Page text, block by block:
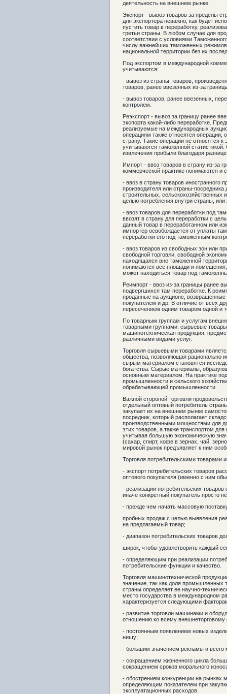
деятельность на внешнем рынке.
Экспорт - вывоз товаров за пределы
для экспортера неважно, как будет
пустить товар в переработку,
третьи страны. В любом случае для
соответствии с условиями
числу важнейших таможенных
национальной территории без их
Под экспортом в международной
учитываются:
- вывоз из страны товаров,
товаров, ранее ввезенных из-за
- вывоз товаров, ранее ввезенных,
контролем.
Реэкспорт - вывоз за границу ранее
экспорта какой-либо переработке.
реализуемые на международных
операциям также относятся операции,
страну. Такие операции не относятся
учитываются таможенной
извлечения прибыли благодаря
Импорт - ввоз товаров в страну из-за
коммерческой практике понимаются и
- ввоз в страну товаров иностранного
производителя или страны-
строительных, сельскохозяйственных
целью потребления внутри страны,
- ввоз товаров для переработки под
ввозят в страну для переработки с
данный товар в переработанном или
импортер освобождается от уплаты
переработки его под таможенным
- ввоз товаров из свободных зон или
свободной торговли, свободной
находящаяся вне таможенной
понимаются все площади и
может находиться товар под
Реимпорт - ввоз из-за границы ранее
подвергшихся там переработке. К
проданные на аукционе, возвращенные
покупателем и др. В отличие от всех
пересечением одним товаром одной и
По товарным группам и услугам
товарными группами: сырьевые
машинотехническая продукция,
различными видами услуг.
Торговля сырьевыми товарами
общества, позволяющая рационально
сырым материалом становятся
богатства. Сырые материалы,
основным материалом. На практике
промышленности и сельского
обрабатывающей промышленности.
Важной стороной торговли
отдельный оптовый потребитель
закупает их на внешнем рынке
посредник, который располагает
производственными мощностями для
этих товаров, а также транспортом
учитывая большую экономическую
(сахар, спирт, кофе в зернах, чай,
мировой рынок предъявляет к ним
Торговля потребительскими товарами
- экспорт потребительских товаров
оптового покупателя (именно с ним
- реализации потребительских
иначе конкретный покупатель просто
- прежде чем начать массовую
пробных продаж с целью выявления
на предлагаемый товар;
- диапазон потребительских товаров
широк, чтобы удовлетворить каждый
- определяющим при реализации
потребительские функции и качество.
Торговля машинотехнической
значение, так как доля промышленных
страны определяет ее научно-
место государства в международном
характеризуется следующими
- развитие торговли машинами и
отношению ко всему внешнеторговому
- постоянным появлением новых
нишу;
- большим значением рекламы и всего
- сокращением жизненного цикла
сокращением сроков морального
- обострением конкуренции на рынках
определяющим показателем при
эксплуатационных расходов.